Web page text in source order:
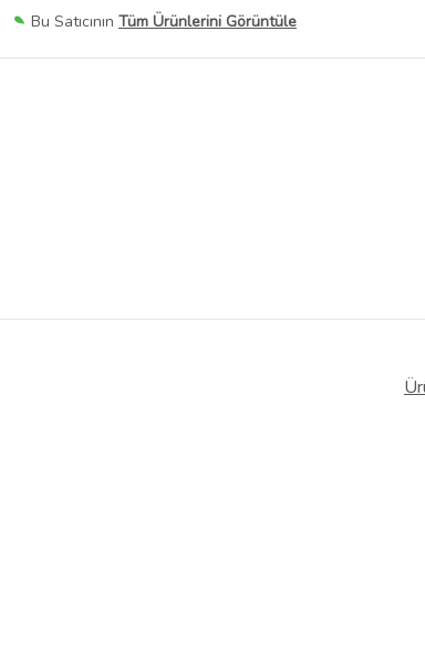
Bu Satıcının Tüm Ürünlerini Görüntüle
Ürün sayfasında gördüğünüz fiyat bilgileri, satıcı